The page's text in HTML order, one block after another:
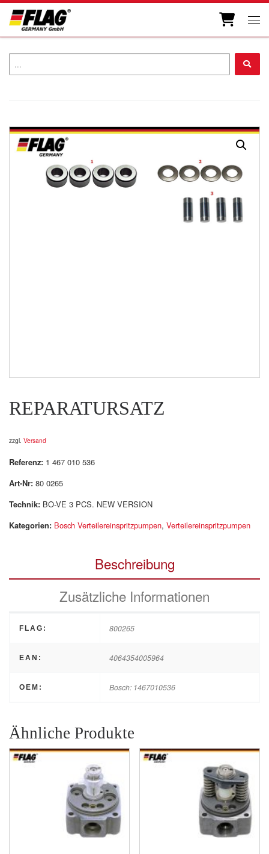
Zum Inhalt springen
REPARATURSATZ
zzgl. Versand
Referenz: 1 467 010 536
Art-Nr: 80 0265
Technik: BO-VE 3 PCS. NEW VERSION
Kategorien: Bosch Verteilereinspritzpumpen, Verteilereinspritzpumpen
Beschreibung
Zusätzliche Informationen
FLAG: 800265
EAN: 4064354005964
OEM: Bosch: 1467010536
Ähnliche Produkte